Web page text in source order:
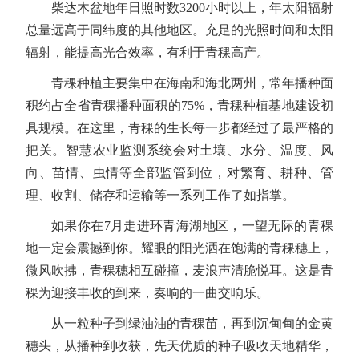
柴达木盆地年日照时数3200小时以上，年太阳辐射
总量远高于同纬度的其他地区。充足的光照时间和太阳
辐射，能提高光合效率，有利于青稞高产。
青稞种植主要集中在海南和海北两州，常年播种面
积约占全省青稞播种面积的75%，青稞种植基地建设初
具规模。在这里，青稞的生长每一步都经过了最严格的
把关。智慧农业监测系统会对土壤、水分、温度、风
向、苗情、虫情等全部监管到位，对繁育、耕种、管
理、收割、储存和运输等一系列工作了如指掌。
如果你在7月走进环青海湖地区，一望无际的青稞
地一定会震撼到你。耀眼的阳光洒在饱满的青稞穗上，
微风吹拂，青稞穗相互碰撞，麦浪声清脆悦耳。这是青
稞为迎接丰收的到来，奏响的一曲交响乐。
从一粒种子到绿油油的青稞苗，再到沉甸甸的金黄
穗头，从播种到收获，先天优质的种子吸收天地精华，